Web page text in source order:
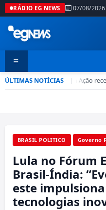
RÁDIO EG NEWS 07/08/2026
ÚLTIMAS NOTÍCIAS |
Esporte em Ação
BRASIL POLITICO Governo
Lula no Fórum
Brasil-Índia:
este
tecnologias